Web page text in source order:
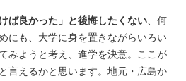
ば良かった」と後悔したくない 、何
にも、大学に身を置きながらいろい
みようと考え、進学を決意。ここが
言えるかと思います。地元・広島か